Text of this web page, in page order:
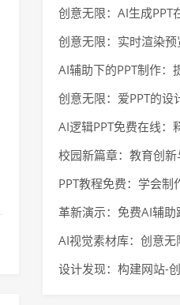
创意无限：AI生成PPT
创意无限：实时渲染预
AI辅助下的PPT制作：
巧
创意无限：爱PPT的设
AI逻辑PPT免费在线：
校园新篇章：教育创
PPT教程免费：学会制
革新演示：免费AI辅助
AI视觉素材库：创意无
设计发现：构建网站-